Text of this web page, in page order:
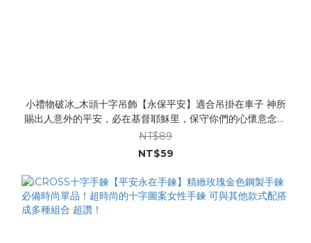
小禮物破冰_木頭十字吊飾【永保平安】適合吊掛在車子 神所
賜出人意外的平安，必在基督耶穌里，保守你們的心懷意念。
買多有折扣。
NT$89
NT$59